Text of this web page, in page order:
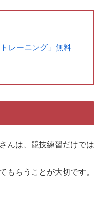
レーニング」無料
んは、競技練習だけでは
もらうことが大切です。